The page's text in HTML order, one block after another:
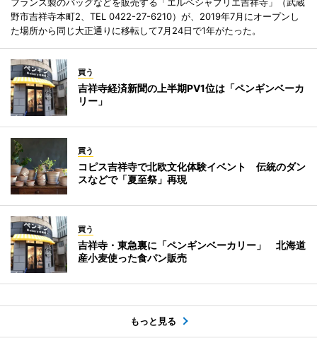
フランス製のバッグなどを販売する「エルベシャプリエ吉祥寺」（武蔵
野市吉祥寺本町2、TEL 0422-27-6210）が、2019年7月にオープンし
た場所から同じ大正通りに移転して7月24日で1年がたった。
買う
吉祥寺経済新聞の上半期PV1位は「ペンギンベーカ
リー」
買う
コピス吉祥寺で北欧文化体験イベント 伝統のダン
スなどで「夏至祭」再現
買う
吉祥寺・東急裏に「ペンギンベーカリー」 北海道
産小麦使った食パン販売
もっと見る